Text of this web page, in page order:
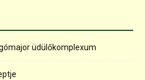
üdülőkomplexum